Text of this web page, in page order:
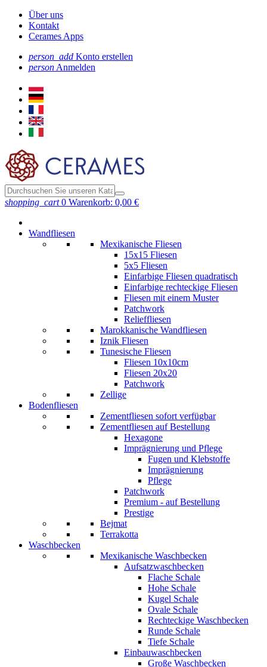
Über uns
Kontakt
Cerames Apps
person_add Konto erstellen
person Anmelden
shopping_cart 0 Warenkorb: 0,00 €
Wandfliesen
Mexikanische Fliesen
15x15 Fliesen
5x5 Fliesen
Einfarbige Fliesen quadratisch
Einfarbige rechteckige Fliesen
Fliesen mit einem Muster
Patchwork
Relieffliesen
Marokkanische Wandfliesen
Iznik Fliesen
Tunesische Fliesen
Fliesen 10x10cm
Fliesen 20x20
Patchwork
Zellige
Bodenfliesen
Zementfliesen sofort verfügbar
Zementfliesen auf Bestellung
Hexagone
Imprägnierung und Pflege
Fugen und Klebstoffe
Imprägnierung
Pflege
Patchwork
Premium - auf Bestellung
Prestige
Bejmat
Terrakotta
Waschbecken
Mexikanische Waschbecken
Aufsatzwaschbecken
Flache Schale
Hohe Schale
Kugel Schale
Ovale Schale
Rechteckige Waschbecken
Runde Schale
Tiefe Schale
Einbauwaschbecken
Große Waschbecken